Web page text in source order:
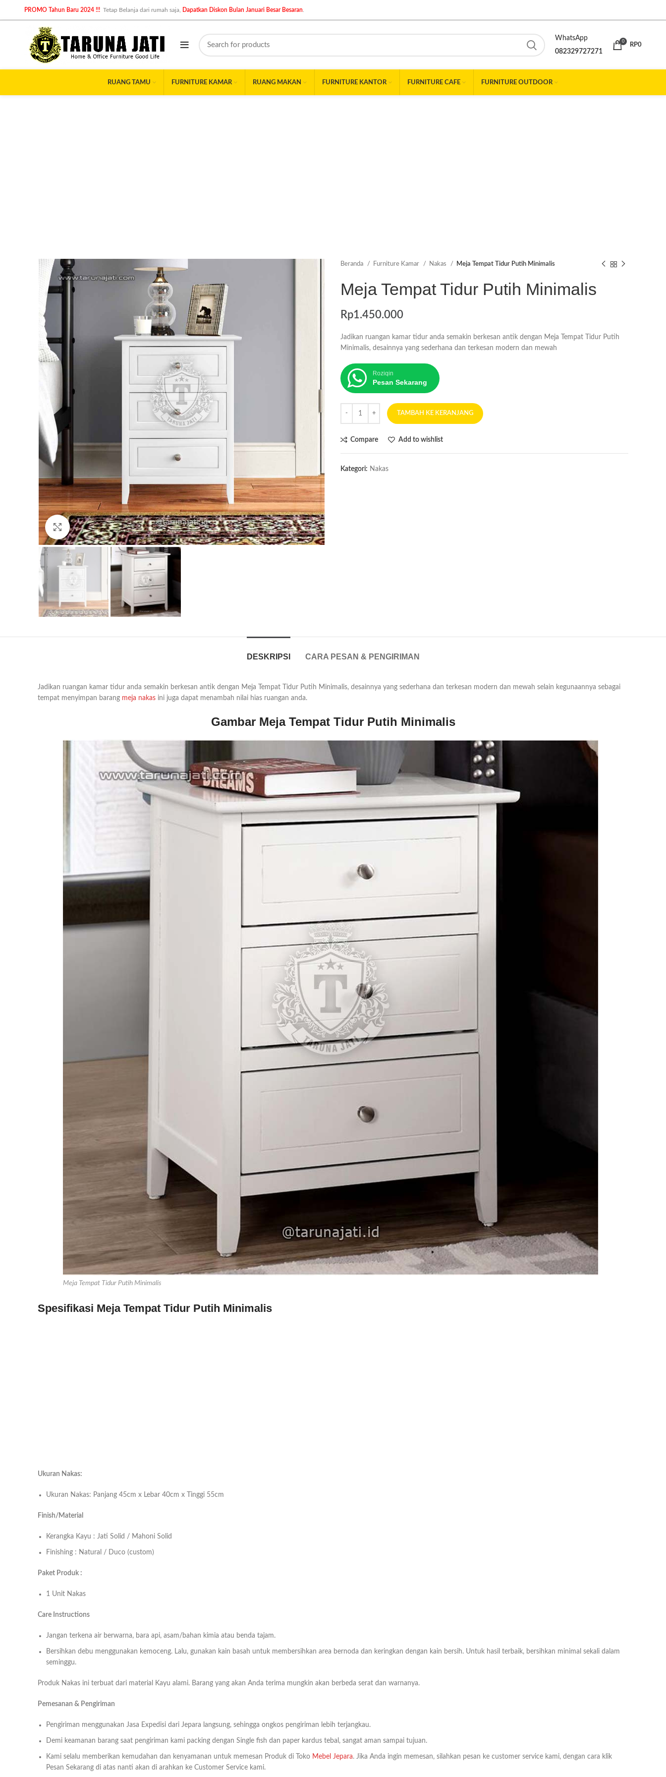
PROMO Tahun Baru 2024 !!! Tetap Belanja dari rumah saja, Dapatkan Diskon Bulan Januari Besar Besaran
WhatsApp
082329727271
0
RP0
RUANG TAMU FURNITURE KAMAR RUANG MAKAN FURNITURE KANTOR FURNITURE CAFE FURNITURE OUTDOOR
Click to enlarge
Beranda Furniture Kamar Nakas Meja Tempat Tidur Putih Minimalis
Meja Tempat Tidur Putih Minimalis
Rp1.450.000
Jadikan ruangan kamar tidur anda semakin berkesan antik dengan Meja Tempat Tidur Putih
Minimalis, desainnya yang sederhana dan terkesan modern dan mewah
Roziqin
Pesan Sekarang
TAMBAH KE KERANJANG
Compare Add to wishlist
Kategori: Nakas
DESKRIPSI CARA PESAN & PENGIRIMAN
Jadikan ruangan kamar tidur anda semakin berkesan antik dengan Meja Tempat Tidur Putih Minimalis, desainnya yang sederhana dan terkesan modern dan mewah selain kegunaannya sebagai
tempat menyimpan barang meja nakas ini juga dapat menambah nilai hias ruangan anda.
Gambar Meja Tempat Tidur Putih Minimalis
Meja Tempat Tidur Putih Minimalis
Spesifikasi Meja Tempat Tidur Putih Minimalis
Ukuran Nakas:
Ukuran Nakas: Panjang 45cm x Lebar 40cm x Tinggi 55cm
Finish/Material
Kerangka Kayu : Jati Solid / Mahoni Solid
Finishing : Natural / Duco (custom)
Paket Produk :
1 Unit Nakas
Care Instructions
Jangan terkena air berwarna, bara api, asam/bahan kimia atau benda tajam.
Bersihkan debu menggunakan kemoceng. Lalu, gunakan kain basah untuk membersihkan area bernoda dan keringkan dengan kain bersih. Untuk hasil terbaik, bersihkan minimal sekali dalam
seminggu.
Produk Nakas ini terbuat dari material Kayu alami. Barang yang akan Anda terima mungkin akan berbeda serat dan warnanya.
Pemesanan & Pengiriman
Pengiriman menggunakan Jasa Expedisi dari Jepara langsung, sehingga ongkos pengiriman lebih terjangkau.
Demi keamanan barang saat pengiriman kami packing dengan Single fish dan paper kardus tebal, sangat aman sampai tujuan.
Kami selalu memberikan kemudahan dan kenyamanan untuk memesan Produk di Toko Mebel Jepara. Jika Anda ingin memesan, silahkan pesan ke customer service kami, dengan cara klik
Pesan Sekarang di atas nanti akan di arahkan ke Customer Service kami.